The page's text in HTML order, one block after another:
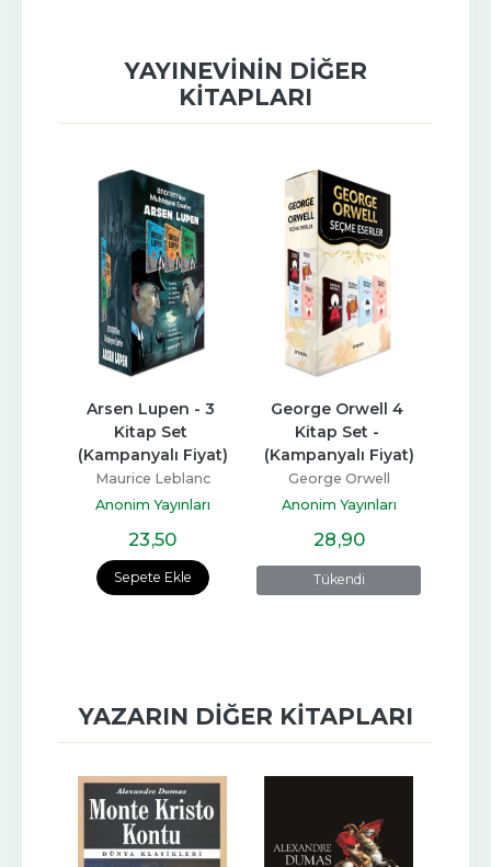
YAYINEVININ DIĞER
KITAPLARI
Sepete Ekle
Arsen Lupen - 3
Kitap Set
(Kampanyalı Fiyat)
Maurice Leblanc
Anonim Yayınları
23,50
Tükendi
George Orwell 4
Kitap Set -
(Kampanyalı Fiyat)
George Orwell
Anonim Yayınları
28,90
YAZARIN DIĞER KITAPLARI